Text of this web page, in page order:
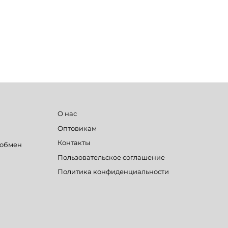
О нас
Оптовикам
Контакты
Пользовательское соглашение
Политика конфиденциальности